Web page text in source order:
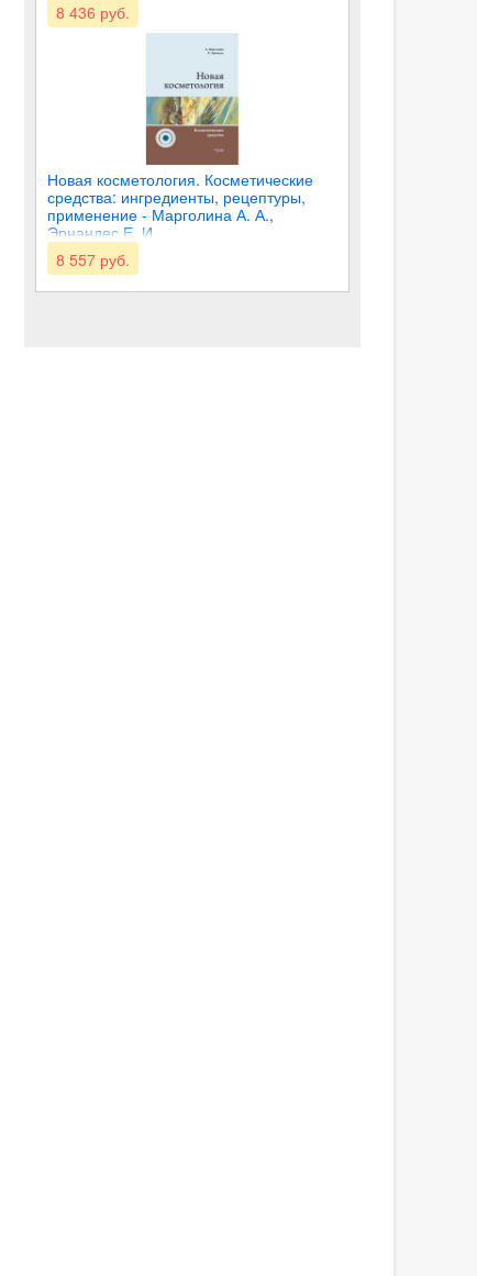
8 436 руб.
Новая косметология. Косметические
средства: ингредиенты, рецептуры,
применение - Марголина А. А.,
Эрнандес Е. И.
8 557 руб.